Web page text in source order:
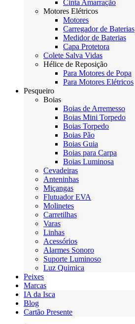
Cinta Amarração
Motores Elétricos
Motores
Carregador de Baterias
Medidor de Baterias
Capa Protetora
Colete Salva Vidas
Hélice de Reposição
Para Motores de Popa
Para Motores Elétricos
Pesqueiro
Boias
Boias de Arremesso
Boias Mini Torpedo
Boias Torpedo
Boias Pão
Boias Guia
Boias para Carpa
Boias Luminosa
Cevadeiras
Anteninhas
Miçangas
Flutuador EVA
Molinetes
Carretilhas
Varas
Linhas
Acessórios
Alarmes Sonoro
Suporte Luminoso
Luz Quimica
Peixes
Marcas
IA da Isca
Blog
Cartão Presente